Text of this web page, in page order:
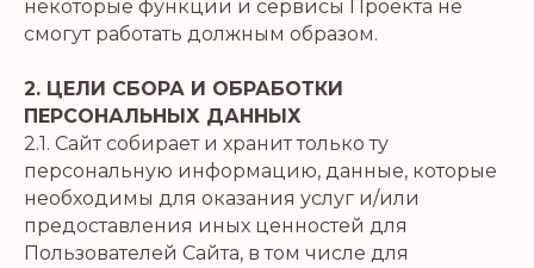
некоторые функции и сервисы Проекта не
смогут работать должным образом.
2. ЦЕЛИ СБОРА И ОБРАБОТКИ
ПЕРСОНАЛЬНЫХ ДАННЫХ
2.1. Сайт собирает и хранит только ту
персональную информацию, данные, которые
необходимы для оказания услуг и/или
предоставления иных ценностей для
Пользователей Сайта, в том числе для